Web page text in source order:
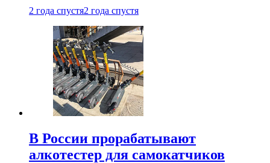
2 года спустя2 года спустя
В России прорабатывают
алкотестер для самокатчиков